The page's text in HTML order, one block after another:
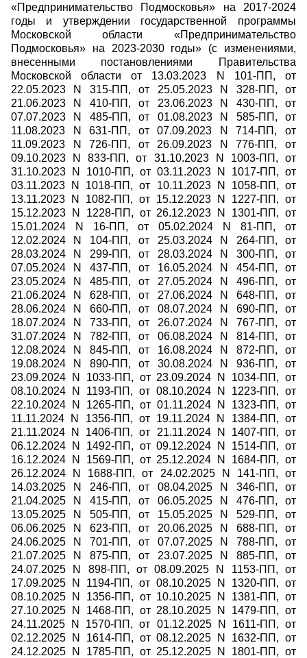
«Предпринимательство Подмосковья» на 2017-2024
годы и утверждении государственной программы
Московской области «Предпринимательство
Подмосковья» на 2023-2030 годы» (с изменениями,
внесенными постановлениями Правительства
Московской области от 13.03.2023 N 101-ПП, от
22.05.2023 N 315-ПП, от 25.05.2023 N 328-ПП, от
21.06.2023 N 410-ПП, от 23.06.2023 N 430-ПП, от
07.07.2023 N 485-ПП, от 01.08.2023 N 585-ПП, от
11.08.2023 N 631-ПП, от 07.09.2023 N 714-ПП, от
11.09.2023 N 726-ПП, от 26.09.2023 N 776-ПП, от
09.10.2023 N 833-ПП, от 31.10.2023 N 1003-ПП, от
31.10.2023 N 1010-ПП, от 03.11.2023 N 1017-ПП, от
03.11.2023 N 1018-ПП, от 10.11.2023 N 1058-ПП, от
13.11.2023 N 1082-ПП, от 15.12.2023 N 1227-ПП, от
15.12.2023 N 1228-ПП, от 26.12.2023 N 1301-ПП, от
15.01.2024 N 16-ПП, от 05.02.2024 N 81-ПП, от
12.02.2024 N 104-ПП, от 25.03.2024 N 264-ПП, от
28.03.2024 N 299-ПП, от 28.03.2024 N 300-ПП, от
07.05.2024 N 437-ПП, от 16.05.2024 N 454-ПП, от
23.05.2024 N 485-ПП, от 27.05.2024 N 496-ПП, от
21.06.2024 N 628-ПП, от 27.06.2024 N 648-ПП, от
28.06.2024 N 660-ПП, от 08.07.2024 N 690-ПП, от
18.07.2024 N 733-ПП, от 26.07.2024 N 767-ПП, от
31.07.2024 N 782-ПП, от 06.08.2024 N 814-ПП, от
12.08.2024 N 845-ПП, от 16.08.2024 N 872-ПП, от
19.08.2024 N 890-ПП, от 30.08.2024 N 936-ПП, от
23.09.2024 N 1033-ПП, от 23.09.2024 N 1034-ПП, от
08.10.2024 N 1193-ПП, от 08.10.2024 N 1223-ПП, от
22.10.2024 N 1265-ПП, от 01.11.2024 N 1323-ПП, от
11.11.2024 N 1356-ПП, от 19.11.2024 N 1384-ПП, от
21.11.2024 N 1406-ПП, от 21.11.2024 N 1407-ПП, от
06.12.2024 N 1492-ПП, от 09.12.2024 N 1514-ПП, от
16.12.2024 N 1569-ПП, от 25.12.2024 N 1684-ПП, от
26.12.2024 N 1688-ПП, от 24.02.2025 N 141-ПП, от
14.03.2025 N 246-ПП, от 08.04.2025 N 346-ПП, от
21.04.2025 N 415-ПП, от 06.05.2025 N 476-ПП, от
13.05.2025 N 505-ПП, от 15.05.2025 N 529-ПП, от
06.06.2025 N 623-ПП, от 20.06.2025 N 688-ПП, от
24.06.2025 N 701-ПП, от 07.07.2025 N 788-ПП, от
21.07.2025 N 875-ПП, от 23.07.2025 N 885-ПП, от
24.07.2025 N 898-ПП, от 08.09.2025 N 1153-ПП, от
17.09.2025 N 1194-ПП, от 08.10.2025 N 1320-ПП, от
08.10.2025 N 1356-ПП, от 10.10.2025 N 1381-ПП, от
27.10.2025 N 1468-ПП, от 28.10.2025 N 1479-ПП, от
24.11.2025 N 1570-ПП, от 01.12.2025 N 1611-ПП, от
02.12.2025 N 1614-ПП, от 08.12.2025 N 1632-ПП, от
24.12.2025 N 1785-ПП, от 25.12.2025 N 1801-ПП, от